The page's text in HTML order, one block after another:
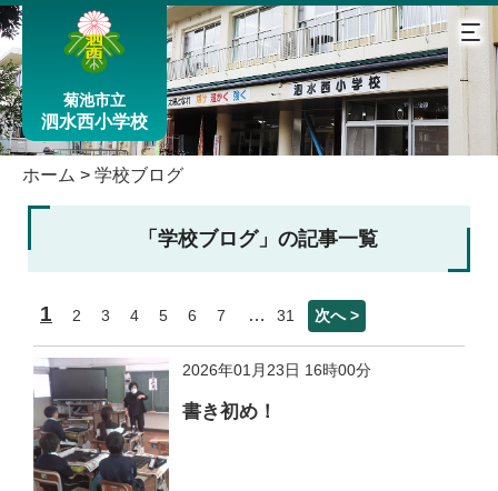
菊池市立
泗水西小学校
ホーム > 学校ブログ
「学校ブログ」の記事一覧
1 2 3 4 5 6 7 … 31 次へ >
2026年01月23日 16時00分
書き初め！